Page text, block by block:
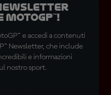
e accedi a contenuti
Newsletter, che include
e informazioni
nostro sport.